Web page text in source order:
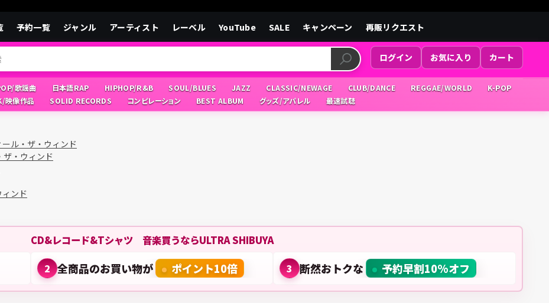
予約一覧 ジャンル アーティスト レーベル YouTube SALE キャンペーン 再販リクエスト
ログイン お気に入り カート
歌謡曲 日本語RAP HIPHOP/R&B SOUL/BLUES JAZZ CLASSIC/NEWAGE CLUB/DANCE REGGAE/WORLD
K-POP
映像作品
SOLID RECORDS コンピレーション BEST ALBUM グッズ/アパレル 最速試聴
ール・ザ・ウィンド
ザ・ウィンド
ンド
CD&レコード&Tシャツ 音楽買うならULTRA SHIBUYA
2 全商品のお買い物が ポイント10倍 3 断然おトクな 予約早割10%オフ